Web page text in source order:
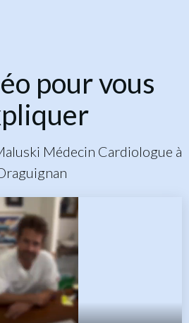
pour vous
Médecin Cardiologue à